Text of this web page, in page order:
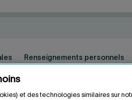
Renseignements personnels
et des technologies similaires sur